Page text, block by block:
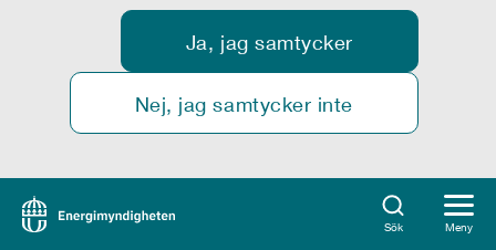
Ja, jag samtycker
Nej, jag samtycker inte
Sök Meny